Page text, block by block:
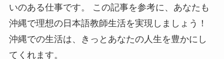
いのある仕事です。 この記事を参考に、あなたも
沖縄で理想の日本語教師生活を実現しましょう！
沖縄での生活は、きっとあなたの人生を豊かにし
てくれます。